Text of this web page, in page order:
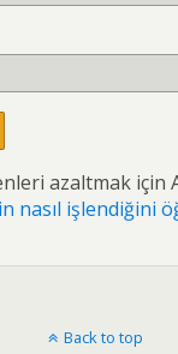
azaltmak için
nasıl işlendiğini
Back to top